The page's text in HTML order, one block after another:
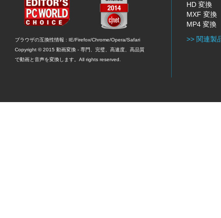
ブラウザの互換性情報 : IE/Firefox/Chrome/Opera/Safari
Copyright © 2015 動画変換 - 専門、完璧、高速度、高品質
で動画と音声を変換します。All rights reserved.
HD 変換
MXF 変換
MP4 変換
>> 関連製